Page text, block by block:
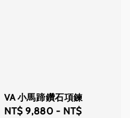
VA 小馬蹄鑽石項鍊
Sale
NT$ 9,880 - NT$